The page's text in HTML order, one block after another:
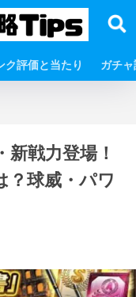
ク評価と当たり ガチ
戦力登場！
？球威・パワ